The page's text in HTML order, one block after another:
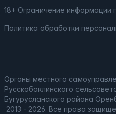
18+ Ограничение информации
Политика обработки
Органы местного
Русскобоклинского
Бугурусланского района
2013 - 2026. Все права